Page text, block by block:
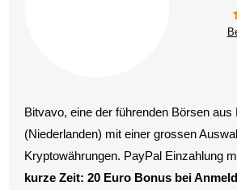
Bitvavo, eine der führenden Börsen aus
(Niederlanden) mit einer grossen
Kryptowährungen. PayPal Einzahlung
kurze Zeit: 20 Euro Bonus bei